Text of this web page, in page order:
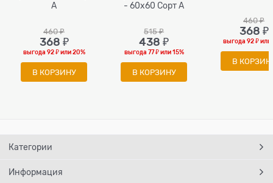
A
460 ₽
368 ₽
выгода 92 ₽или20%
В КОРЗИНУ
- 60x60 Сорт A
515 ₽
438 ₽
выгода 77 ₽или15%
В КОРЗИНУ
460 ₽
368 ₽
выгода 92 ₽или
В
Категории
Информация